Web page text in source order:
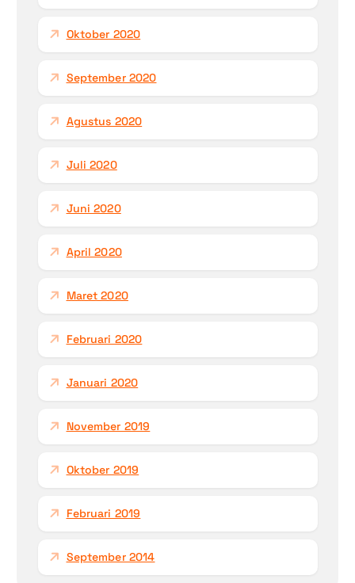
Oktober 2020
September 2020
Agustus 2020
Juli 2020
Juni 2020
April 2020
Maret 2020
Februari 2020
Januari 2020
November 2019
Oktober 2019
Februari 2019
September 2014